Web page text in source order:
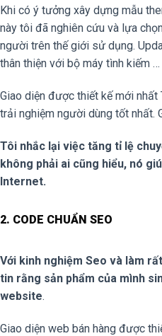
Khi có ý tưởng xây dựng mẫu
này tôi đã nghiên cứu và lựa
người trên thế giới sử dụng.
thân thiện với bộ máy tình kiếm …
Giao diện được thiết kế mới
trải nghiệm người dùng tốt nhất.
Tôi nhắc lại việc tăng tỉ lệ
không phải ai cũng hiểu, nó
Internet.
2. CODE CHUẨN SEO
Với kinh nghiệm Seo và làm
tin rằng sản phẩm của mình
website.
Giao diện web bán hàng được